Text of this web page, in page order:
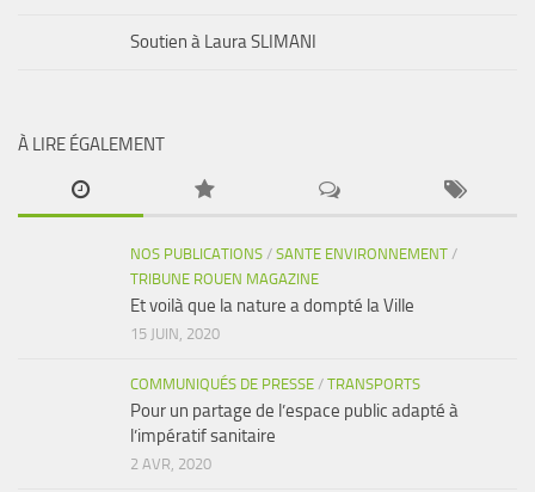
Soutien à Laura SLIMANI
À LIRE ÉGALEMENT
NOS PUBLICATIONS / SANTE ENVIRONNEMENT /
TRIBUNE ROUEN MAGAZINE
Et voilà que la nature a dompté la Ville
15 JUIN, 2020
COMMUNIQUÉS DE PRESSE / TRANSPORTS
Pour un partage de l’espace public adapté à
l’impératif sanitaire
2 AVR, 2020